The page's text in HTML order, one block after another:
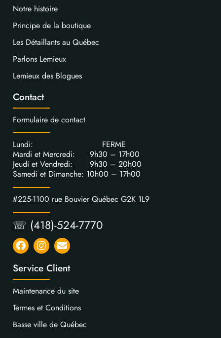
Notre histoire
Principe de la boutique
Les Détaillants au Québec
Parlons Lemieux
Lemieux des Blogues
Contact
Formulaire de contact
Lundi: FERME
Mardi et Mercredi: 9h30 – 17h00
Jeudi et Vendredi: 9h30 – 20h00
Samedi et Dimanche: 10h00 – 17h00
#225-1100 rue Bouvier Québec G2K 1L9
☏ (418)-524-7770
Service Client
Maintenance du site
Termes et Conditions
Basse ville de Québec